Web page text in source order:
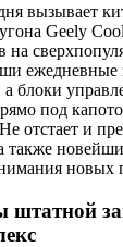
вызывает
Geely
на
ежедневные
блоки
под
отстает и
также
новых
штатной